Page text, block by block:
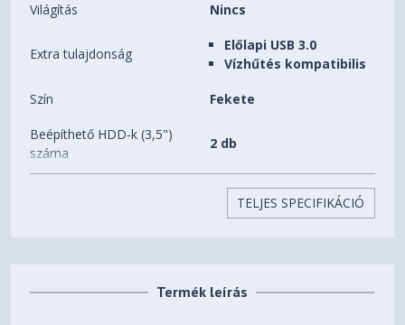
Világítás Nincs
Extra tulajdonság
Előlapi USB 3.0
Vízhűtés kompatibilis
Szín Fekete
Beépíthető HDD-k (3,5")
száma
2 db
Beépített ventilátorok 1 db
TELJES SPECIFIKÁCIÓ
Termék leírás